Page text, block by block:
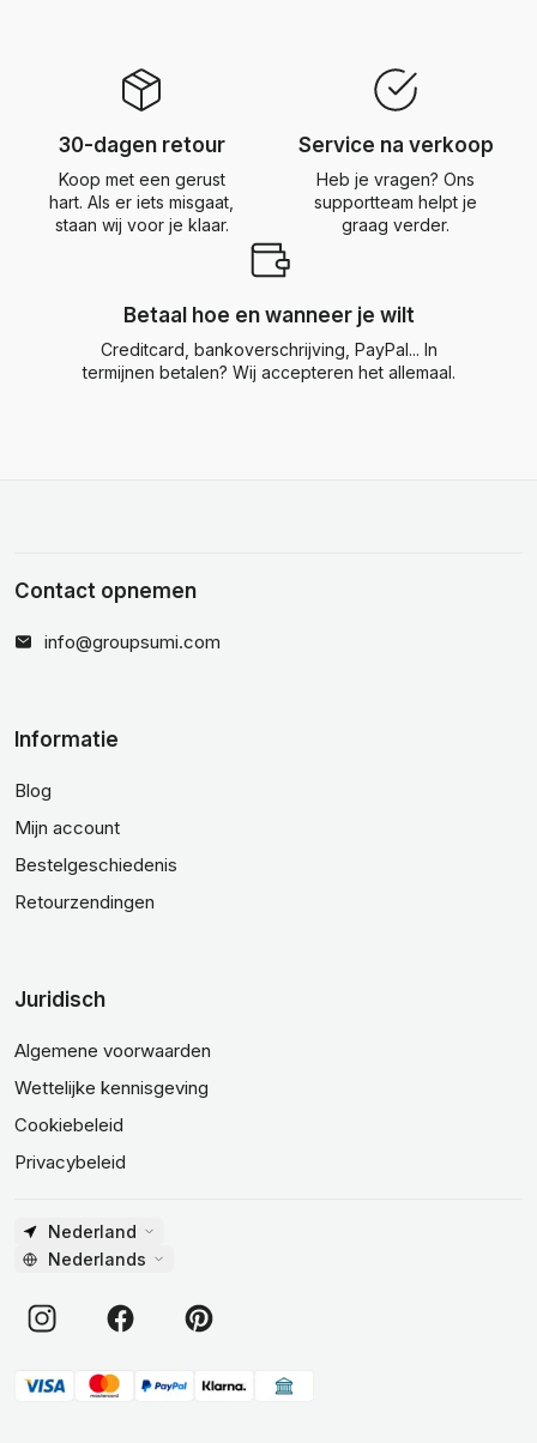
30-dagen retour
Koop met een gerust
hart. Als er iets misgaat,
staan wij voor je klaar.
Service na verkoop
Heb je vragen? Ons
supportteam helpt je
graag verder.
Betaal hoe en wanneer je wilt
Creditcard, bankoverschrijving, PayPal... In
termijnen betalen? Wij accepteren het allemaal.
Contact opnemen
info@groupsumi.com
Informatie
Blog
Mijn account
Bestelgeschiedenis
Retourzendingen
Juridisch
Algemene voorwaarden
Wettelijke kennisgeving
Cookiebeleid
Privacybeleid
Nederland
Nederlands